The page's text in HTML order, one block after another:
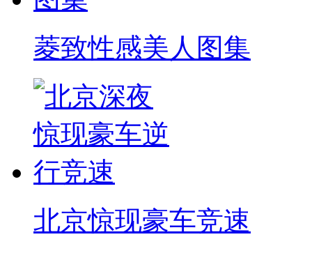
菱致性感美人图集
北京惊现豪车竞速